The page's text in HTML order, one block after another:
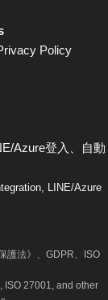
Policy
Azure登入、自動
LINE/Azure
護法》、GDPR、ISO
ISO 27001, and other